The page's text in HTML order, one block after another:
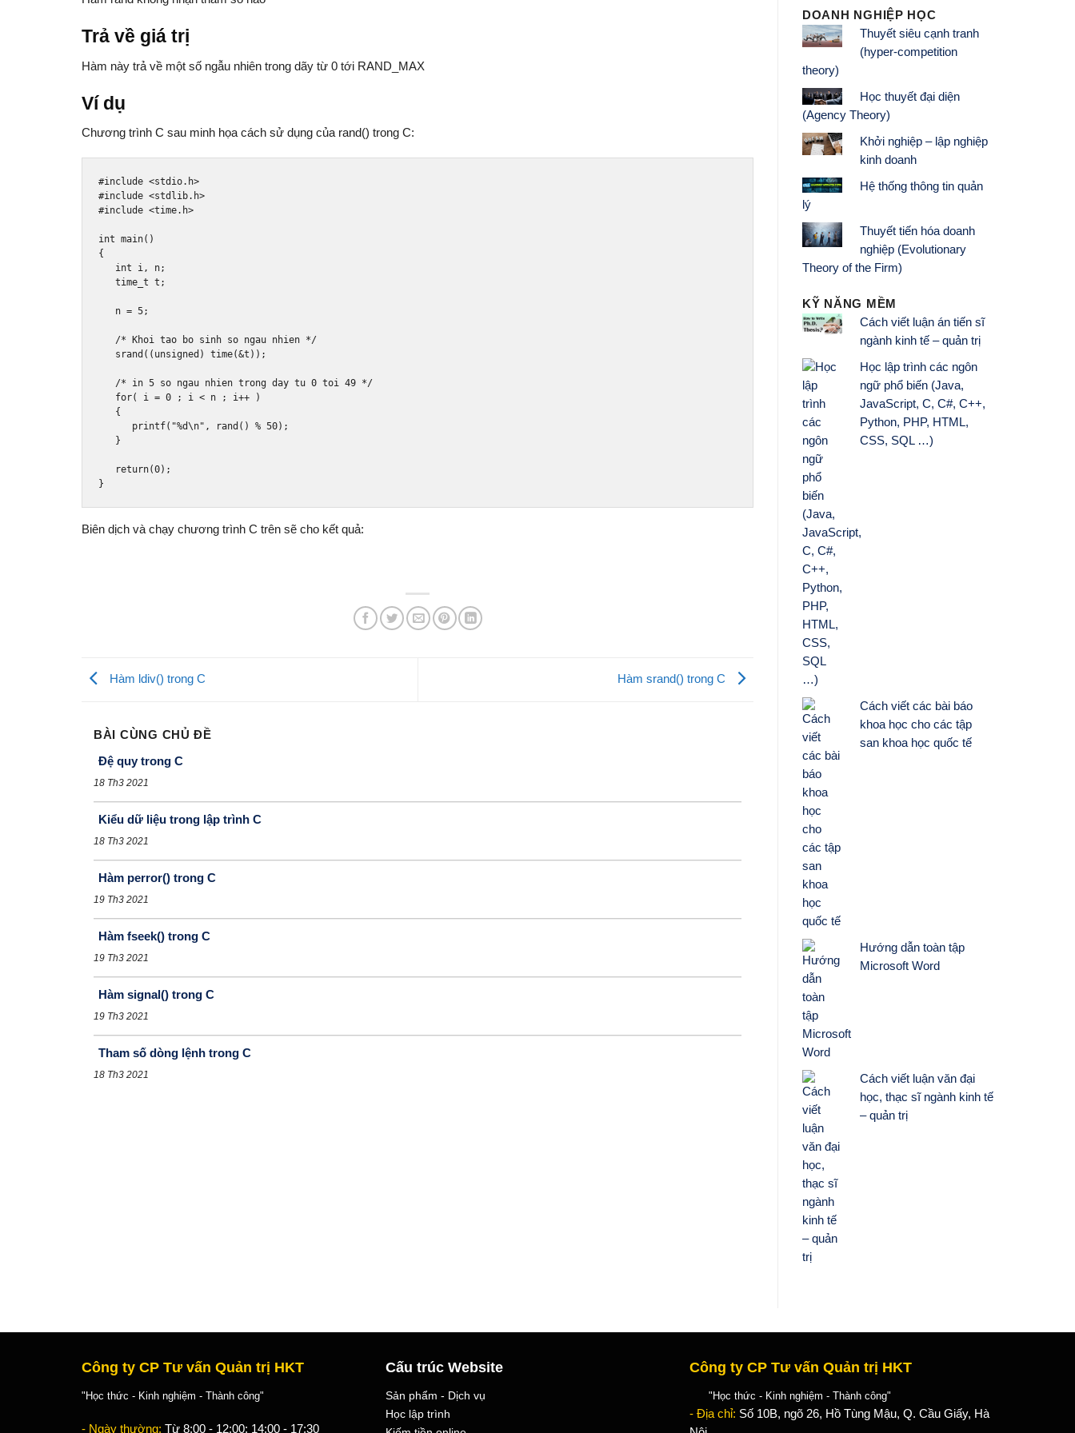
Trả về giá trị
Hàm này trả về một số ngẫu nhiên trong dãy từ 0 tới RAND_MAX
Ví dụ
Chương trình C sau minh họa cách sử dụng của rand() trong C:
#include <stdio.h>
#include <stdlib.h>
#include <time.h>
int main()
{
int i, n;
time_t t ;
   n
= 5;
/* Khoi tao bo sinh so ngau nhien */
   srand
(( unsigned ) time(&t ));
/* in 5 so ngau nhien trong day tu 0 toi 49 */
for( i = 0 ; i < n ; i++
)
{
      printf
( "%d\n" , rand () % 50);
}
return(0);
}
Biên dịch và chạy chương trình C trên sẽ cho kết quả:
Hàm ldiv() trong C Hàm srand() trong C
BÀI CÙNG CHỦ ĐỀ
Đệ quy trong C
18 Th3 2021
Kiểu dữ liệu trong lập trình C
18 Th3 2021
Hàm perror() trong C
19 Th3 2021
Hàm fseek() trong C
19 Th3 2021
Hàm signal() trong C
19 Th3 2021
Tham số dòng lệnh trong C
18 Th3 2021
DOANH NGHIỆP HỌC
Thuyết siêu cạnh tranh
(hyper-competition
theory)
Học thuyết đại diện
(Agency Theory)
Khởi nghiệp – lập nghiệp
kinh doanh
Hệ thống thông tin quản
lý
Thuyết tiến hóa doanh
nghiệp (Evolutionary
Theory of the Firm)
KỸ NĂNG MỀM
Cách viết luận án tiến sĩ
ngành kinh tế – quản trị
Học lập trình các ngôn
ngữ phổ biến (Java,
JavaScript, C, C#, C++,
Python, PHP, HTML,
CSS, SQL …)
Cách viết các bài báo
khoa học cho các tập
san khoa học quốc tế
Hướng dẫn toàn tập
Microsoft Word
Cách viết luận văn đại
học, thạc sĩ ngành kinh tế
– quản trị
Công ty CP Tư vấn Quản trị HKT
"Học thức - Kinh nghiệm - Thành công"
- Ngày thường: Từ 8:00 - 12:00; 14:00 - 17:30
Cấu trúc Website
Sản phẩm - Dịch vụ
Học lập trình
Công ty CP Tư vấn Quản trị HKT
"Học thức - Kinh nghiệm - Thành công"
- Địa chỉ: Số 10B, ngõ 26, Hồ Tùng Mậu, Q. Cầu Giấy, Hà